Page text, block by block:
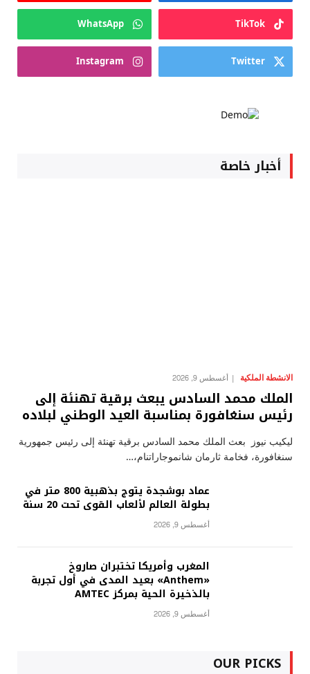
TikTok
WhatsApp
Twitter
Instagram
أخبار خاصة
الانشطة الملكية أغسطس 9, 2026
الملك محمد السادس يبعث برقية تهنئة إلى
رئيس سنغافورة بمناسبة العيد الوطني لبلاده
ليكيب نيوز بعث الملك محمد السادس برقية تهنئة إلى رئيس جمهورية
سنغافورة، فخامة ثارمان شانموجاراتنام،…
عماد بوشجدة يتوج بذهبية 800 متر في
بطولة العالم لألعاب القوى تحت 20 سنة
أغسطس 9, 2026
المغرب وأمريكا تختبران صاروخ
«Anthem» بعيد المدى في أول تجربة
بالذخيرة الحية بمركز AMTEC
أغسطس 9, 2026
OUR PICKS